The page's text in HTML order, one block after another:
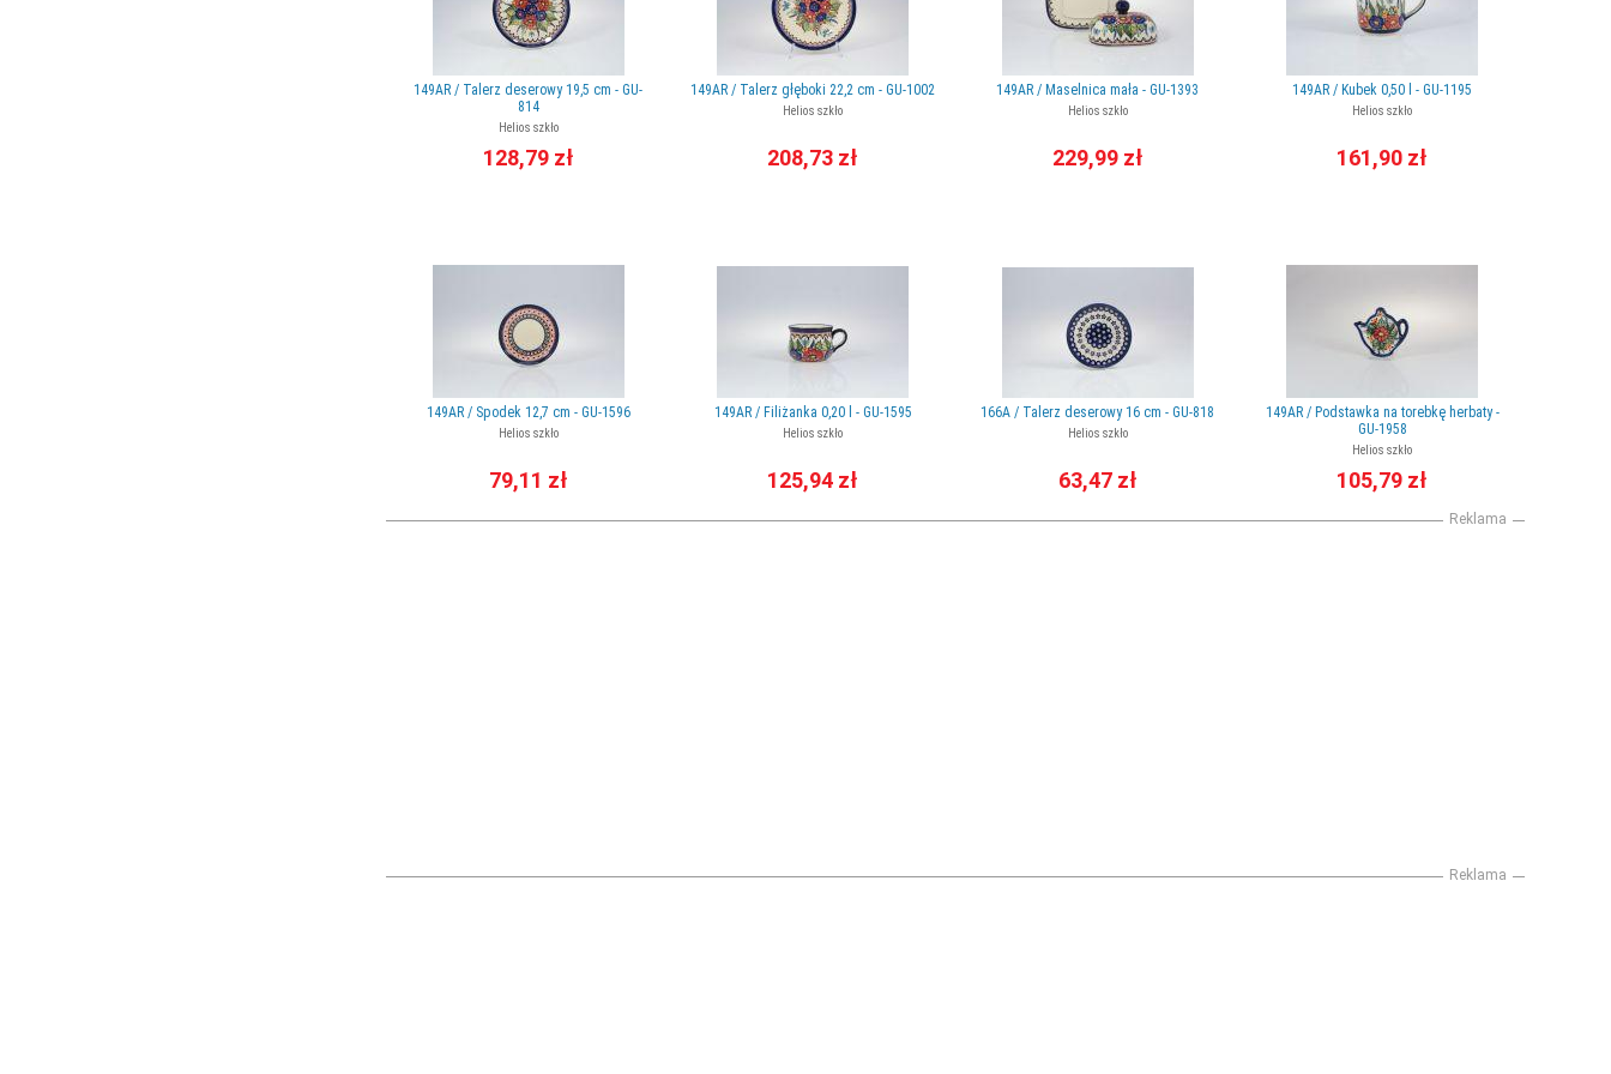
149AR / Talerz deserowy 19,5 cm - GU-
814
Helios szkło
128,79 zł
149AR / Talerz głęboki 22,2 cm - GU-1002
Helios szkło
208,73 zł
149AR / Maselnica mała - GU-1393
Helios szkło
229,99 zł
149AR / Kubek 0,50 l - GU-1195
Helios szkło
161,90 zł
149AR / Spodek 12,7 cm - GU-1596
Helios szkło
79,11 zł
149AR / Filiżanka 0,20 l - GU-1595
Helios szkło
125,94 zł
166A / Talerz deserowy 16 cm - GU-818
Helios szkło
63,47 zł
149AR / Podstawka na torebkę herbaty -
GU-1958
Helios szkło
105,79 zł
Reklama
Reklama